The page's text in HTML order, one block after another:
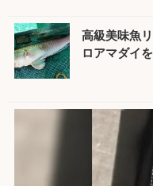
高級美味魚
ロアマダイ